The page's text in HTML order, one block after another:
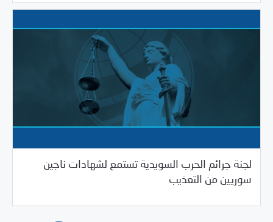
لجنة جرائم الحرب السويدية تستمع لشهادات ناجين
سوريين من التعذيب
05/17/2019 بيانات المركز/خبر بارز